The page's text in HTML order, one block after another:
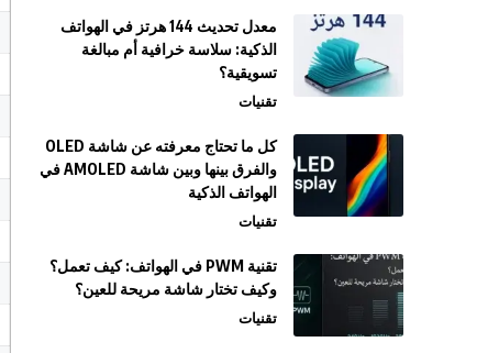
معدل تحديث 144 هرتز في الهواتف
الذكية: سلاسة خرافية أم مبالغة
تسويقية؟
تقنيات
كل ما تحتاج معرفته عن شاشة OLED
والفرق بينها وبين شاشة AMOLED في
الهواتف الذكية
تقنيات
تقنية PWM في الهواتف: كيف تعمل؟
وكيف تختار شاشة مريحة للعين؟
تقنيات